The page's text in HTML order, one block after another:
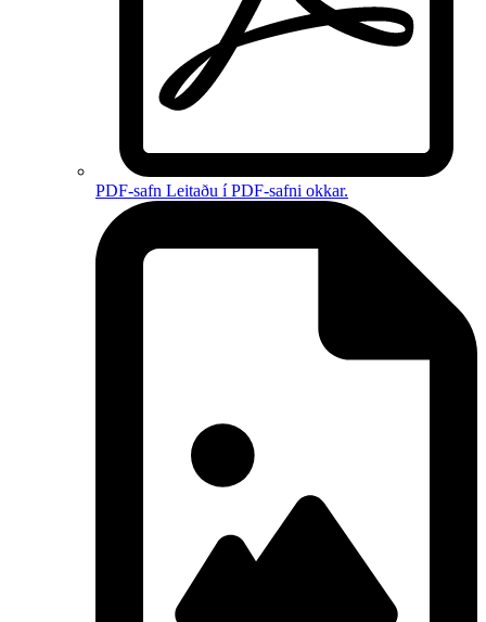
PDF-safn Leitaðu í PDF-safni okkar.